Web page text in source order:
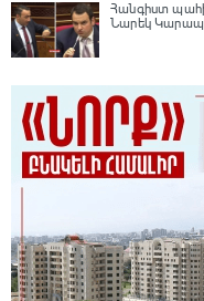
Հանգիստ
Նարեկ